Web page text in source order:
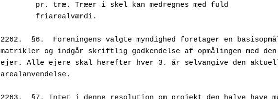
        pr. træ. Træer i skel kan medregnes med fuld
        friarealværdi.
2262.  §6.  Foreningens valgte myndighed foretager en
matrikler og indgår skriftlig godkendelse af opmålingen med
ejer. Alle ejere skal herefter hver 3. år selvangive den
arealanvendelse.